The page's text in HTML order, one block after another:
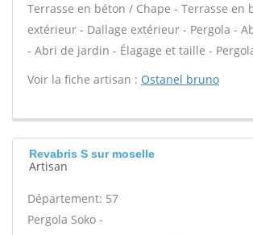
Terrasse en béton / Chape - Terrasse en
extérieur - Dallage extérieur - Pergola -
- Abri de jardin - Élagage et taille -
Voir la fiche artisan : Ostanel bruno
Revabris S sur moselle
Artisan
Département: 57
Pergola Soko -